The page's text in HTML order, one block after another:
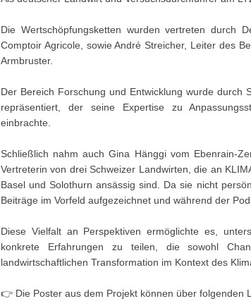
Die Wertschöpfungsketten wurden vertreten durch
Comptoir Agricole, sowie André Streicher, Leiter des
Armbruster.
Der Bereich Forschung und Entwicklung wurde durch
repräsentiert, der seine Expertise zu
einbrachte.
Schließlich nahm auch Gina Hänggi vom Ebenrain-
Vertreterin von drei Schweizer Landwirten, die an
Basel und Solothurn ansässig sind. Da sie nicht
Beiträge im Vorfeld aufgezeichnet und während der
Diese Vielfalt an Perspektiven ermöglichte es,
konkrete Erfahrungen zu teilen, die sowohl
landwirtschaftlichen Transformation im Kontext des
👉 Die Poster aus dem Projekt können über folgenden